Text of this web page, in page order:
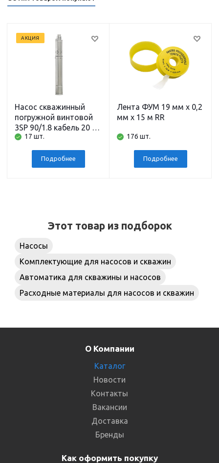
АКЦИЯ
Насос скважинный
погружной винтовой
3SP 90/1.8 кабель 20 м
BELAMOS
17 шт.
Подробнее
Лента ФУМ 19 мм х 0,2
мм х 15 м RR
176 шт.
Подробнее
Этот товар из подборок
Насосы
Комплектующие для насосов и скважин
Автоматика для скважины и насосов
Расходные материалы для насосов и скважин
О Компании
Каталог
Новости
Контакты
Вакансии
Доставка
Бренды
Как оформить покупку